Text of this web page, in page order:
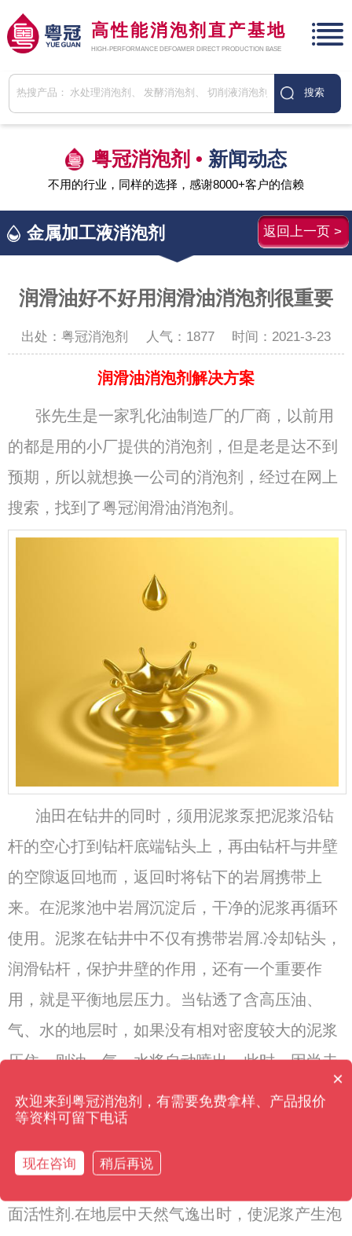
高性能消泡剂直产基地
HIGH-PERFORMANCE DEFOAMER DIRECT PRODUCTION BASE
粤冠消泡剂 • 新闻动态
不用的行业，同样的选择，感谢8000+客户的信赖
金属加工液消泡剂 返回上一页 >
润滑油好不好用润滑油消泡剂很重要
出处：粤冠消泡剂 人气： 1877 时间：2021-3-23
润滑油消泡剂解决方案
张先生是一家乳化油制造厂的厂商， 以前用
的都是用的小厂提供的消泡剂，但是老是达不到
预期，所以就想换一公司的消泡剂，经过在网上
搜索，找到了粤冠润滑油消泡剂。
油田在钻井的同时，须用泥浆泵把泥浆沿钻
杆的空心打到钻杆底端钻头上，再由钻杆与井壁
的空隙返回地而，返回时将钻下的岩屑携带上
来。在泥浆池中岩屑沉淀后，干净的泥浆再循环
使用。泥浆在钻井中不仅有携带岩屑.冷却钻头，
润滑钻杆，保护井壁的作用，还有一个重要作
用，就是平衡地层压力。当钻透了含高压油、
气、水的地层时，如果没有相对密度较大的泥浆
压住，则油、气、水将自动喷出，此时，因尚未
安装好井口装置，就会导致“井喷事故”。 配制泥
浆时.需有足够的相对密度，一般泥浆成分为:枯
土、重晶石粉、褐煤木质磺酸盐、狡甲基纤维素
面活性剂.在地层中天然气逸出时，使泥浆产生泡
消泡剂有哪些种类？
×
欢迎来到粤冠消泡剂，有需要免费拿样、产品报价
等资料可留下电话
现在咨询 稍后再说